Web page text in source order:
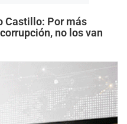
Castillo: Por más
no los van